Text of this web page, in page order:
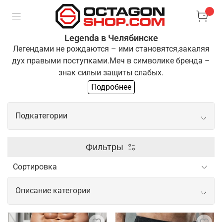
Legenda в Челябинске
Легендами не рождаются – ими становятся,закаляя
дух правыми поступками.Меч в символике бренда –
знак силыи защиты слабых.
Одежда "Легенда" для тех, кто выбирает
путьпреодоления и развития. Если ты разделяешь
этипринципы, ты готов стать частью нашей команды
Подробнее
Подкатегории
Боксерские перчатки
Шлем для бокса
Щитки шингарды
Фильтры
Описание категории
Одежда и экипировка для спорта от